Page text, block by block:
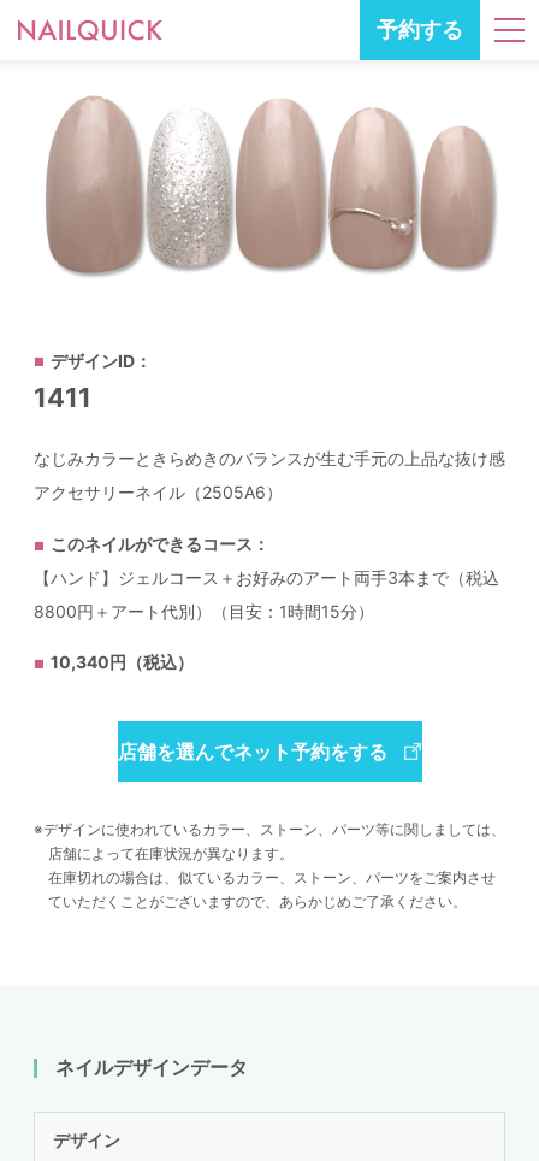
予約する
デザインID：
1411
なじみカラーときらめきのバランスが生む手元の上品な抜け感
アクセサリーネイル（2505A6）
このネイルができるコース：
【ハンド】ジェルコース＋お好みのアート両手3本まで（税込
8800円＋アート代別）（目安：1時間15分）
10,340円（税込）
店舗を選んでネット予約をする
デザインに使われているカラー、ストーン、パーツ等に関しましては、
店舗によって在庫状況が異なります。
在庫切れの場合は、似ているカラー、ストーン、パーツをご案内させ
ていただくことがございますので、あらかじめご了承ください。
ネイルデザインデータ
デザイン